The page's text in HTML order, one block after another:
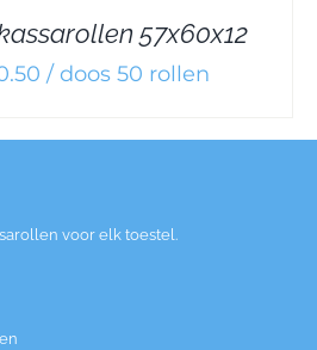
57x60x12
/ doos 50 rollen
voor elk toestel.